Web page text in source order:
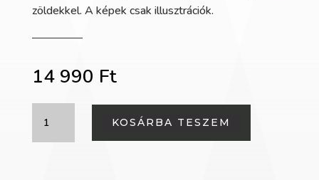
zöldekkel. A képek csak illusztrációk.
14 990 Ft
csokor
KOSÁRBA TESZEM